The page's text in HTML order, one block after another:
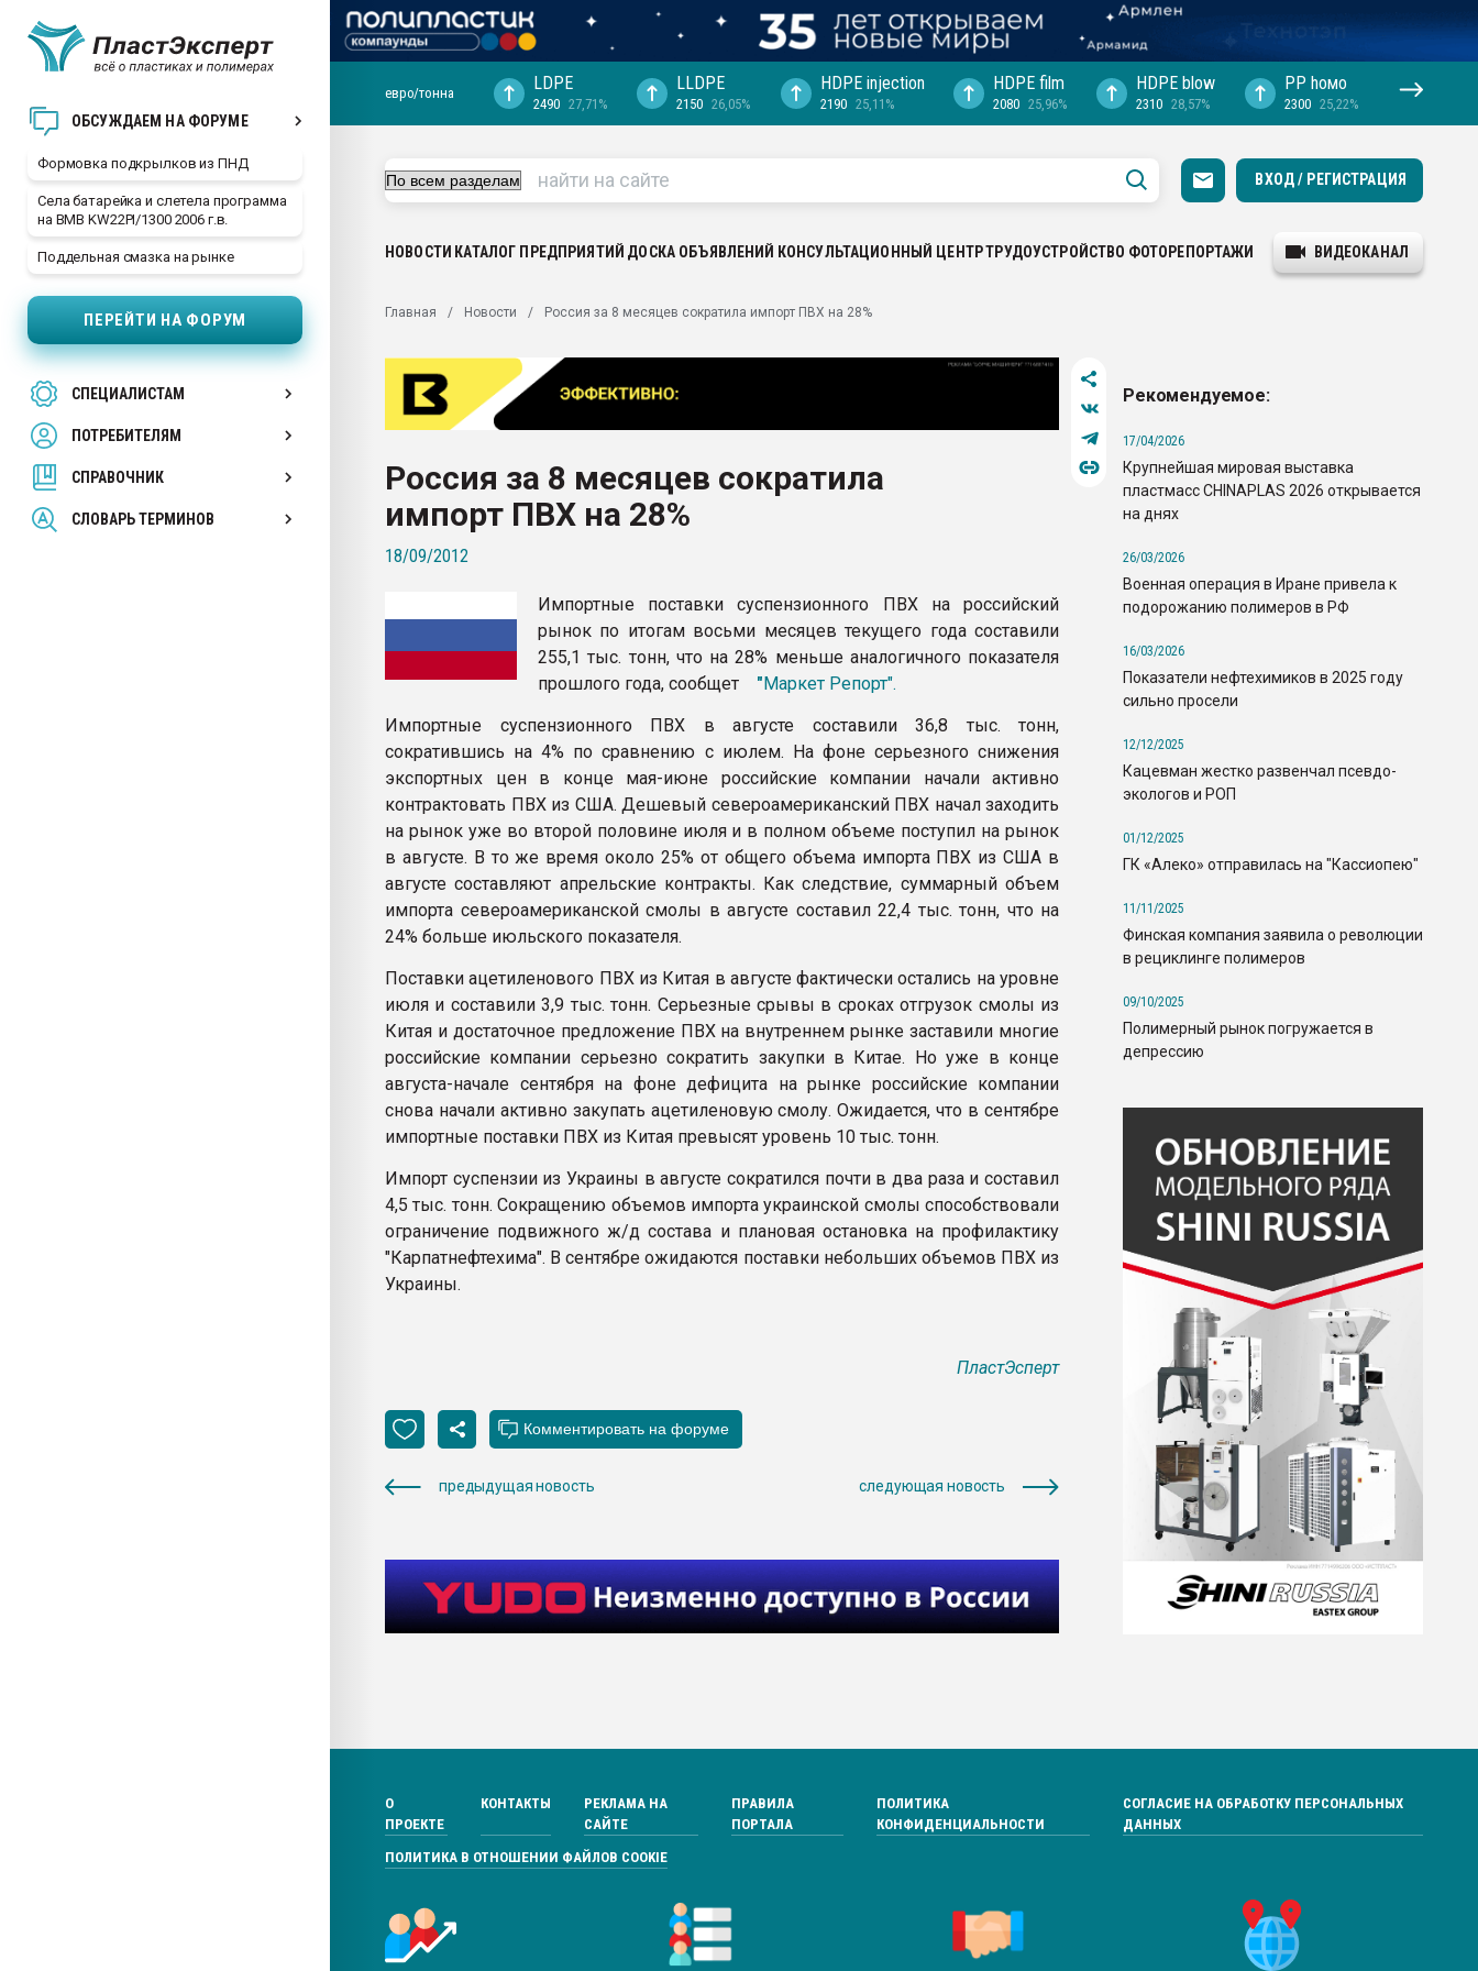
ОБСУЖДАЕМ НА ФОРУМЕ
Формовка подкрылков из ПНД
Села батарейка и слетела программа
на BMB KW22PI/1300 2006 г.в.
Поддельная смазка на рынке
ПЕРЕЙТИ НА ФОРУМ
СПЕЦИАЛИСТАМ
ПОТРЕБИТЕЛЯМ
СПРАВОЧНИК
СЛОВАРЬ ТЕРМИНОВ
29.07.2026 ФРП помог "Ижевскому
Вакуум-формовочные машины:
28.07.2026 Автоматизация выходит на
первый план в переработке
пластмасс
ситуацией на строительном рынке
Всё, что касается выдува ПЭТ
бутылок
ПЕРЕЙТИ НА ФОРУМ
евро/тонна LDPE
2490 27,71%
LLDPE
2150 26,05%
HDPE injection
2190 25,11%
HDPE film
2080 25,96%
HDPE blow
2310 28,57%
PP hомо
2300 25,22%
ВХОД / РЕГИСТРАЦИЯ
НОВОСТИ КАТАЛОГ ПРЕДПРИЯТИЙ ДОСКА ОБЪЯВЛЕНИЙ КОНСУЛЬТАЦИОННЫЙ ЦЕНТРТРУДОУСТРОЙСТВО ФОТОРЕПОРТАЖИ ВИДЕОКАНАЛ
Главная Новости Россия за 8 месяцев сократила импорт ПВХ на 28%
Россия за 8 месяцев сократила
импорт ПВХ на 28%
18/09/2012
Импортные поставки суспензионного ПВХ на российский
рынок по итогам восьми месяцев текущего года составили
255,1 тыс. тонн, что на 28% меньше аналогичного показателя
прошлого года, сообщет
" Маркет Репорт".
Импортные суспензионного ПВХ в августе составили 36,8 тыс. тонн,
сократившись на 4% по сравнению с июлем. На фоне серьезного снижения
экспортных цен в конце мая-июне российские компании начали активно
контрактовать ПВХ из США. Дешевый североамериканский ПВХ начал заходить
на рынок уже во второй половине июля и в полном объеме поступил на рынок
в августе. В то же время около 25% от общего объема импорта ПВХ из США в
августе составляют апрельские контракты. Как следствие, суммарный объем
импорта североамериканской смолы в августе составил 22,4 тыс. тонн, что на
24% больше июльского показателя.
Поставки ацетиленового ПВХ из Китая в августе фактически остались на уровне
июля и составили 3,9 тыс. тонн. Серьезные срывы в сроках отгрузок смолы из
Китая и достаточное предложение ПВХ на внутреннем рынке заставили многие
российские компании серьезно сократить закупки в Китае. Но уже в конце
августа-начале сентября на фоне дефицита на рынке российские компании
снова начали активно закупать ацетиленовую смолу. Ожидается, что в сентябре
импортные поставки ПВХ из Китая превысят уровень 10 тыс. тонн.
Импорт суспензии из Украины в августе сократился почти в два раза и составил
4,5 тыс. тонн. Сокращению объемов импорта украинской смолы способствовали
ограничение подвижного ж/д состава и плановая остановка на профилактику
"Карпатнефтехима". В сентябре ожидаются поставки небольших объемов ПВХ из
Украины.
ПластЭсперт
предыдущая новость следующая новость
Рекомендуемое:
17/04/2026
Крупнейшая мировая выставка
пластмасс CHINAPLAS 2026 открывается
на днях
26/03/2026
Военная операция в Иране привела к
подорожанию полимеров в РФ
16/03/2026
Показатели нефтехимиков в 2025 году
сильно просели
12/12/2025
Кацевман жестко развенчал псевдо-
экологов и РОП
01/12/2025
ГК «Алеко» отправилась на "Кассиопею"
11/11/2025
Финская компания заявила о революции
в рециклинге полимеров
09/10/2025
Полимерный рынок погружается в
депрессию
О
ПРОЕКТЕ
КОНТАКТЫ
РЕКЛАМА НА
САЙТЕ
ПРАВИЛА
ПОРТАЛА
ПОЛИТИКА
КОНФИДЕНЦИАЛЬНОСТИ
СОГЛАСИЕ НА ОБРАБОТКУ ПЕРСОНАЛЬНЫХ
ДАННЫХ
ПОЛИТИКА В ОТНОШЕНИИ ФАЙЛОВ COOKIE